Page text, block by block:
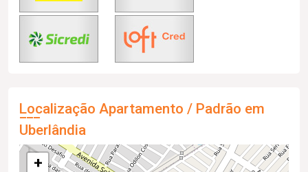
Localização Apartamento / Padrão em
Uberlândia
+